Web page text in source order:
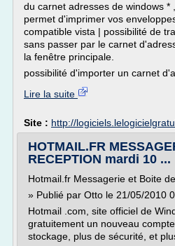
du carnet adresses de windows *
permet d'imprimer vos
compatible vista | possibilité de
sans passer par le carnet
la fenêtre principale.
possibilité d'importer un carnet
Lire la suite
Site : http://
HOTMAIL.FR
RECEPTION mardi 10 ...
Hotmail.fr Messagerie et Boite
» Publié par Otto le 21/05/2010
Hotmail .com, site officiel de
gratuitement un nouveau
stockage, plus de sécurité, et